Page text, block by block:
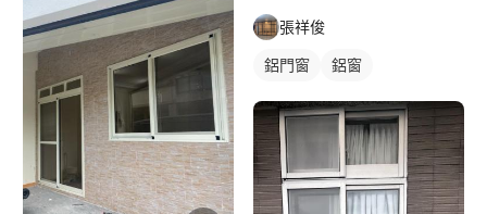
張祥俊
鋁門窗 鋁窗